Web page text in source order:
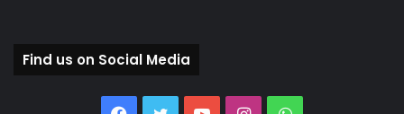
Find us on Social Media